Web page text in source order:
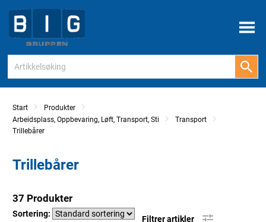
Meny
Start
Produkter
Arbeidsplass, Oppbevaring, Løft, Transport, Sti
Transport
Trillebårer
Trillebårer
37 Produkter
Sortering:
Filtrer artikler